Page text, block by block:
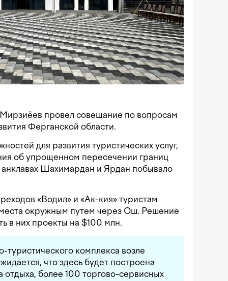
провел совещание по вопросам
Ферганской области.
для развития туристических услуг,
об упрощенном пересечении границ
Шахимардан и Ярдан побывало
«Водил» и «Ак-кия» туристам
места окружным путем через Ош. Решение
в них проекты на $100 млн.
туристического комплекса возле
что здесь будет построена
отдыха, более 100 торгово-сервисных